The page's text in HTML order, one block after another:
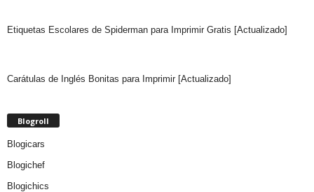
Etiquetas Escolares de Spiderman para Imprimir Gratis [Actualizado]
Carátulas de Inglés Bonitas para Imprimir [Actualizado]
Blogroll
Blogicars
Blogichef
Blogichics